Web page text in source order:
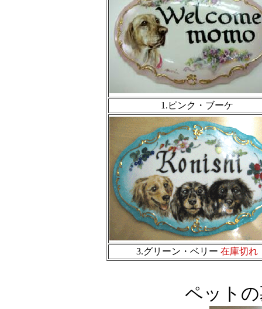
1.ピンク・ブーケ
3.グリーン・ベリー 在庫切れ
ペット